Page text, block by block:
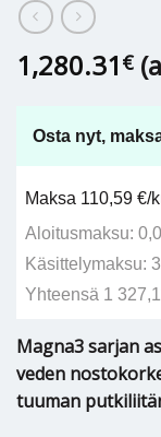
1,280.31 €
Osta nyt,
Maksa 110,59 €/
Aloitusmaksu:
Käsittelymaksu:
Yhteensä 1
Magna3 sarjan
veden
tuuman